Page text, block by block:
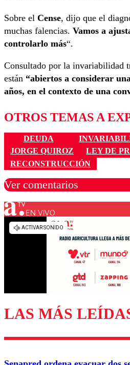
Sobre el Cense, dijo que el
muchas falencias. Vamos a
controlarlo más“.
Consultado por la invariabilidad
están “abiertos a considerar
años, en el contexto de una
OTROS TEMAS A
DEUDA
JORGE QUIROZ
LEY DE
RECONSTRUCCIÓN
Ver comentarios
Los comentarios son
EN VIVO
LAS MÁS